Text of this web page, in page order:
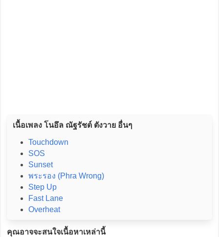
เนื้อเพลง โนอึล ณัฐรัชต์ ตังวาย อื่นๆ
Touchdown
SOS
Sunset
พระรอง (Phra Wrong)
Step Up
Fast Lane
Overheat
คุณอาจจะสนใจเนื้อหาเหล่านี้